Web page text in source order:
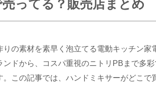
ってる？販売店まとめ
の素材を素早く泡立てる電動キッチン家
ドから、コスパ重視のニトリPBまで多
この記事では、ハンドミキサーがどこで